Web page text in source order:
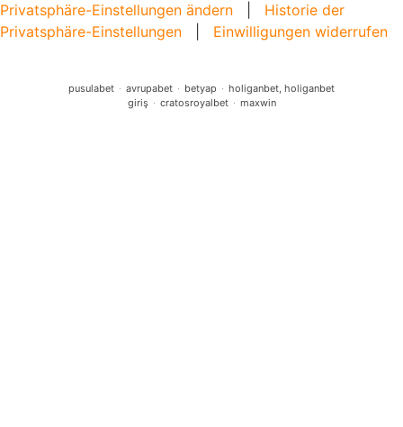
Privatsphäre-Einstellungen ändern
Historie der
Privatsphäre-Einstellungen
Einwilligungen widerrufen
pusulabet · avrupabet · betyap · holiganbet, holiganbet
giriş · cratosroyalbet · maxwin